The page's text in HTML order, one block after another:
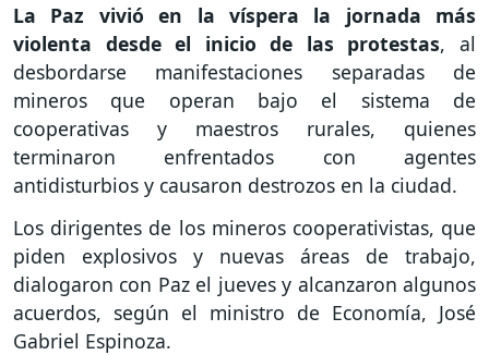
La Paz vivió en la víspera la jornada más
violenta desde el inicio de las protestas, al
desbordarse manifestaciones separadas de
mineros que operan bajo el sistema de
cooperativas y maestros rurales, quienes
terminaron enfrentados con agentes
antidisturbios y causaron destrozos en la ciudad.
Los dirigentes de los mineros cooperativistas, que
piden explosivos y nuevas áreas de trabajo,
dialogaron con Paz el jueves y alcanzaron algunos
acuerdos, según el ministro de Economía, José
Gabriel Espinoza.